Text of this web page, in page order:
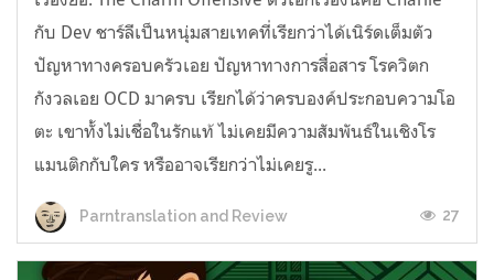
กับ Dev ชาร์ลีเป็นหนุ่มสายเทคที่เรียกว่าได้เนิร์ดเต็มตัว
ปัญหาทางครอบครัวเอย ปัญหาทางการสื่อสาร โรควิตก
กังวลเอย OCD มาครบ เรียกได้ว่าครบองค์ประกอบความโอ
ตะ เขาทั้งไม่เชื่อในรักแท้ ไม่เคยมีความสัมพันธ์ในเชิงโร
แมนติกกับใคร หรืออาจเรียกว่าไม่เคยรู...
Parntranslation and Review 27